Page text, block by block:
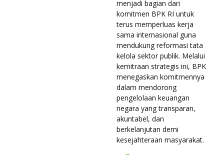
menjadi bagian dari
komitmen BPK RI untuk
terus memperluas kerja
sama internasional guna
mendukung reformasi tata
kelola sektor publik. Melalui
kemitraan strategis ini, BPK
menegaskan komitmennya
dalam mendorong
pengelolaan keuangan
negara yang transparan,
akuntabel, dan
berkelanjutan demi
kesejahteraan masyarakat.